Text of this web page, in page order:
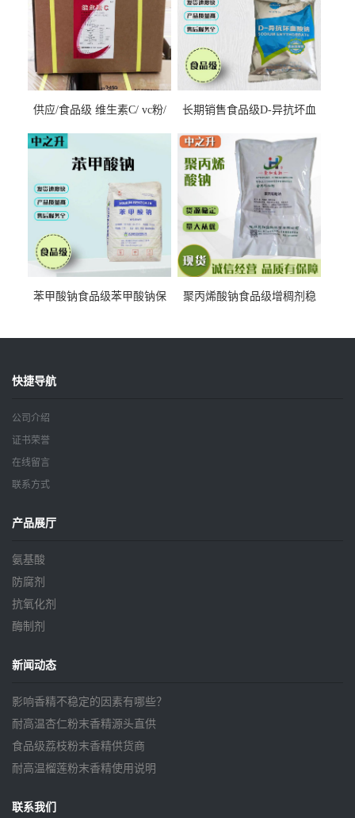
供应/食品级 维生素C/ vc粉/
长期销售食品级D-异抗坏血
苯甲酸钠食品级苯甲酸钠保
聚丙烯酸钠食品级增稠剂稳
快捷导航
公司介绍
证书荣誉
在线留言
联系方式
产品展厅
氨基酸
防腐剂
抗氧化剂
酶制剂
新闻动态
影响香精不稳定的因素有哪些？
耐高温杏仁粉末香精源头直供
食品级荔枝粉末香精供货商
耐高温榴莲粉末香精使用说明
联系我们